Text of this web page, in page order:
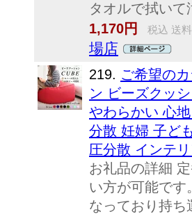
タオルで拭いて
1,170円
税込 送
場店
219. ご希望の
ン ビーズクッ
やわらかい 心
分散 妊婦 子ど
圧分散 インテ
お礼品の詳細
い方が可能です
なっており持ち